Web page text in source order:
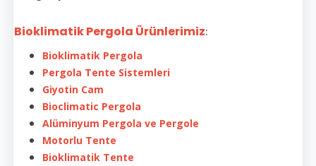
Bioklimatik Pergola Ürünlerimiz:
Bioklimatik Pergola
Pergola Tente Sistemleri
Giyotin Cam
Bioclimatic Pergola
Alüminyum Pergola ve Pergole
Motorlu Tente
Bioklimatik Tente